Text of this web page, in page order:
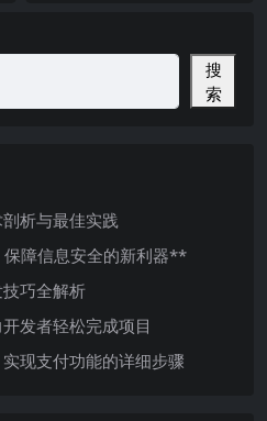
搜
索
析与最佳实践
障信息安全的新利器**
巧全解析
发者轻松完成项目
现支付功能的详细步骤